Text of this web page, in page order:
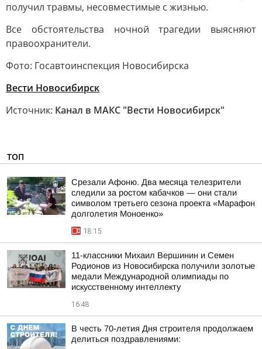
получил травмы, несовместимые с жизнью.
Все обстоятельства ночной трагедии выясняют
правоохранители.
Фото: Госавтоинспекция Новосибирска
Вести Новосибирск
Источник: Канал в МАКС "Вести Новосибирск"
ТОП
Срезали Афоню. Два месяца телезрители
следили за ростом кабачков — они стали
символом третьего сезона проекта «Марафон
долголетия Моноенко»
18:15
11-классники Михаил Вершинин и Семен
Родионов из Новосибирска получили золотые
медали Международной олимпиады по
искусственному интеллекту
16:48
В честь 70-летия Дня строителя продолжаем
делиться поздравлениями: